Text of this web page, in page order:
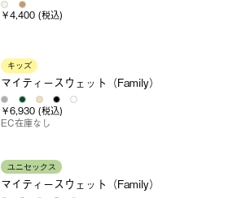
￥4,400 (税込)
キッズ
マイティースウェット（Family）
￥6,930 (税込)
EC在庫なし
ユニセックス
マイティースウェット（Family）